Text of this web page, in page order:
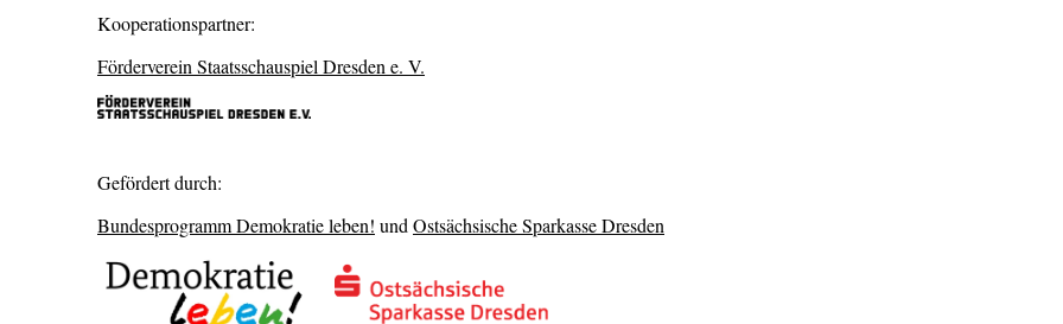
Kooperationspartner:
Förderverein Staatsschauspiel Dresden e. V.
Gefördert durch:
Bundesprogramm Demokratie leben! undOstsächsische Sparkasse Dresden